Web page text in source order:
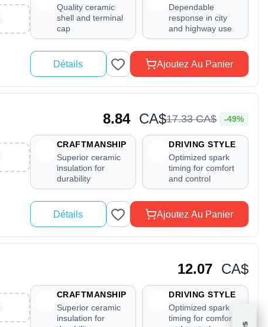
Quality ceramic
shell and terminal
cap
Dependable
response in city
and highway use
Détails Ajoutez Au Panier
8.84 CA$17.33CA$ -49%
CRAFTMANSHIP
Superior ceramic
insulation for
durability
DRIVING STYLE
Optimized spark
timing for comfort
and control
Détails Ajoutez Au Panier
12.07 CA$
CRAFTMANSHIP
Superior ceramic
insulation for
DRIVING STYLE
Optimized spark
timing for comfort